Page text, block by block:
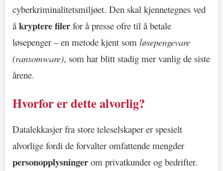
cyberkriminalitetsmiljøet. Den skal kjennetegnes ved
åkryptere filer for å presse ofre til å betale
løsepenger – en metode kjent som løsepengevare
(ransomware), som har blitt stadig mer vanlig de siste
årene.
Hvorfor er dette alvorlig?
Datalekkasjer fra store teleselskaper er spesielt
alvorlige fordi de forvalter omfattende mengder
personopplysninger om privatkunder og bedrifter.